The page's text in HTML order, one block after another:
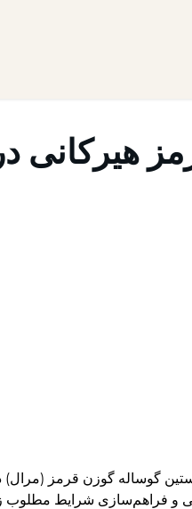
هیرکانی
گوساله گوزن قرمز (مرال)
و فراهم‌سازی شرایط